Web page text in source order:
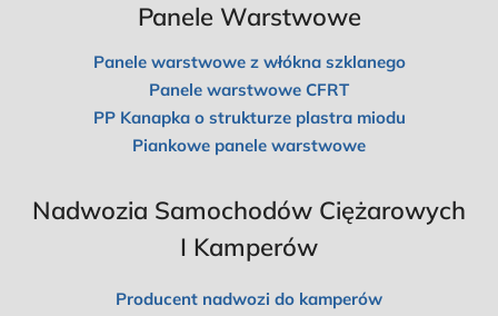
Panele Warstwowe
Panele warstwowe z włókna szklanego
Panele warstwowe CFRT
PP Kanapka o strukturze plastra miodu
Piankowe panele warstwowe
Nadwozia Samochodów Ciężarowych
I Kamperów
Producent nadwozi do kamperów